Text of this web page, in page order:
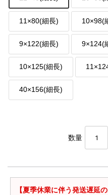
11×80(細長) 10×98(
9×122(細長) 9×124(
10×125(細長)
40×156(細長)
数量
【夏季休業に伴う発送遅延の